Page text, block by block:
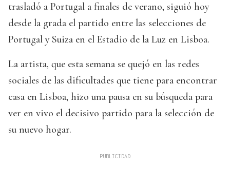
trasladó a Portugal a finales de verano, siguió hoy
desde la grada el partido entre las selecciones de
Portugal y Suiza en el Estadio de la Luz en Lisboa.
La artista, que esta semana se quejó en las redes
sociales de las dificultades que tiene para encontrar
casa en Lisboa, hizo una pausa en su búsqueda para
ver en vivo el decisivo partido para la selección de
su nuevo hogar.